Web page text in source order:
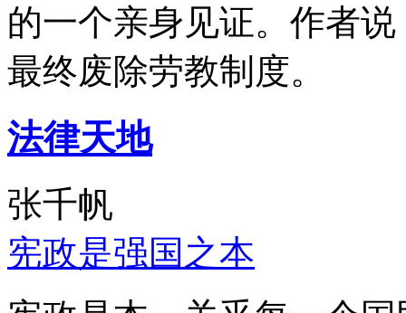
的一个亲身见证。作者
最终废除劳教制度。
法律天地
张千帆
宪政是强国之本